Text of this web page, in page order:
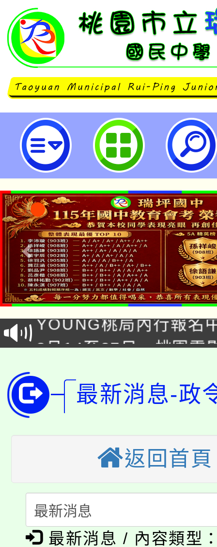
智慧城鄉發展委員會出版2025桃
(中文版)及摺頁-桃園市立瑞坪國民
「本色祭」8/29、30在
場熱烈登場!
8/21下午1時於龍潭區
徵才活動。
YOUNG桃局內行報名
局官網。
8月14至27日，桃園電
田徑場及游泳池舉行。
桃園市低收入戶享有免
視費優惠，中低收入戶
半價優惠，詳情可洽有
大園自造教育及科技中
大溪自造教育及科技中
份教師研習
淨零綠生活教案入校路
會
115年食農教育專業人
程
「本色祭」8/29、30在
場熱烈登場!
8/21下午1時於龍潭區
最新消息-政
返回首頁
最新消息 / 內容類型